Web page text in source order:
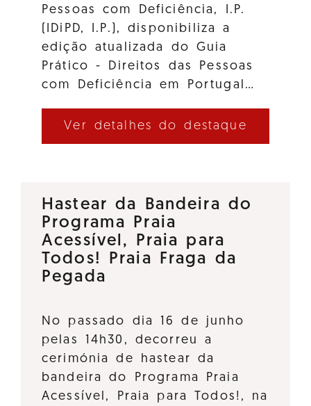
Pessoas com Deficiência, I.P.
(IDiPD, I.P.), disponibiliza a
edição atualizada do Guia
Prático - Direitos das Pessoas
com Deficiência em Portugal…
Ver detalhes do destaque
Hastear da Bandeira do
Programa Praia
Acessível, Praia para
Todos! Praia Fraga da
Pegada
No passado dia 16 de junho
pelas 14h30, decorreu a
cerimónia de hastear da
bandeira do Programa Praia
Acessível, Praia para Todos!, na